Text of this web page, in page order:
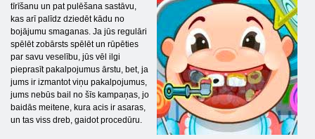
tīrīšanu un pat pulēšana sastāvu,
kas arī palīdz dziedēt kādu no
bojājumu smaganas. Ja jūs regulāri
spēlēt zobārsts spēlēt un rūpēties
par savu veselību, jūs vēl ilgi
pieprasīt pakalpojumus ārstu, bet, ja
jums ir izmantot viņu pakalpojumus,
jums nebūs bail no šīs kampaņas, jo
baidās meitene, kura acis ir asaras,
un tas viss dreb, gaidot procedūru.